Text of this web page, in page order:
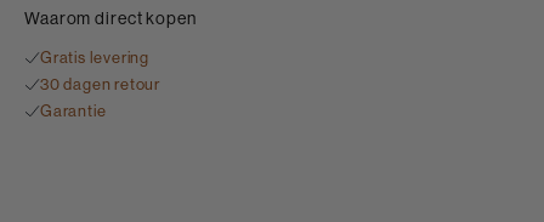
Waarom direct kopen
Gratis levering
30 dagen retour
Garantie